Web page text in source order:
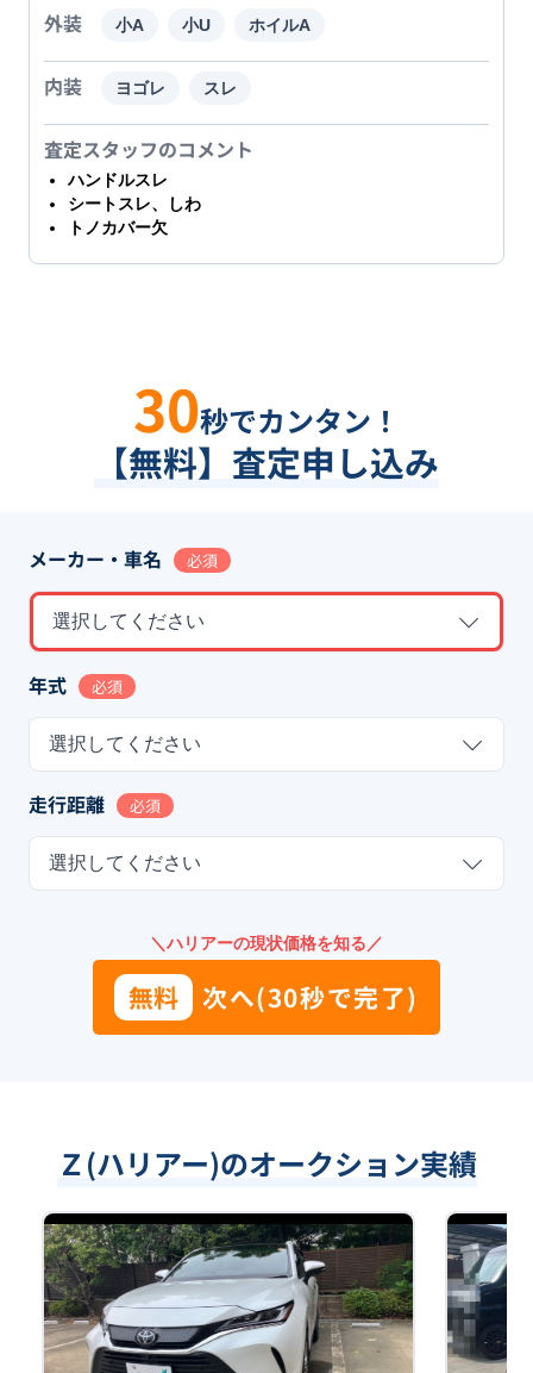
外装 小A 小U ホイルA
内装 ヨゴレ スレ
査定スタッフのコメント
ハンドルスレ
シートスレ、しわ
トノカバー欠
30秒でカンタン！
【無料】査定申し込み
メーカー・車名 必須
選択してください
年式 必須
選択してください
走行距離 必須
選択してください
＼ハリアーの現状価格を知る／
無料 次へ(30秒で完了)
Ｚ(ハリアー)のオークション実績